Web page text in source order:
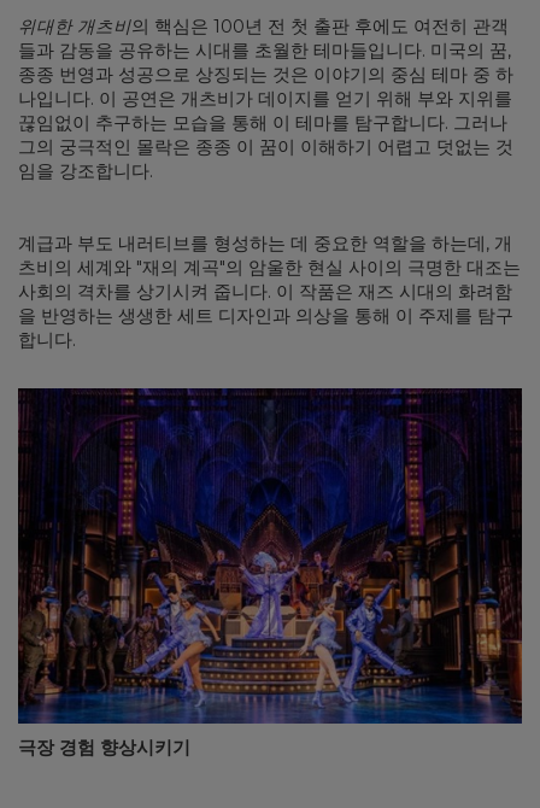
위대한 개츠비의 핵심은 100년 전 첫 출판 후에도 여전히 관객
들과 감동을 공유하는 시대를 초월한 테마들입니다. 미국의 꿈,
종종 번영과 성공으로 상징되는 것은 이야기의 중심 테마 중 하
나입니다. 이 공연은 개츠비가 데이지를 얻기 위해 부와 지위를
끊임없이 추구하는 모습을 통해 이 테마를 탐구합니다. 그러나
그의 궁극적인 몰락은 종종 이 꿈이 이해하기 어렵고 덧없는 것
임을 강조합니다.
계급과 부도 내러티브를 형성하는 데 중요한 역할을 하는데, 개
츠비의 세계와 "재의 계곡"의 암울한 현실 사이의 극명한 대조는
사회의 격차를 상기시켜 줍니다. 이 작품은 재즈 시대의 화려함
을 반영하는 생생한 세트 디자인과 의상을 통해 이 주제를 탐구
합니다.
극장 경험 향상시키기